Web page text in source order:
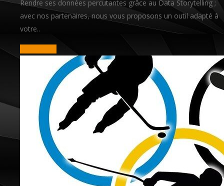
Rendre ses données percutantes grâce au Data Storytelling ;
avec nos partenaires, nous vous proposons un outil adapté à
votre..